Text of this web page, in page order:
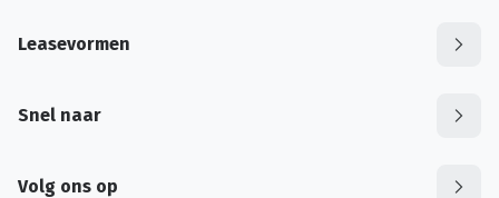
Leasevormen
Snel naar
Volg ons op